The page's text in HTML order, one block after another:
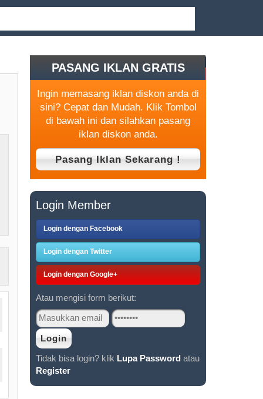
PASANG IKLAN GRATIS
Ingin memasang iklan diskon anda di
sini? Cepat dan Mudah. Klik Tombol
di bawah ini dan silahkan pasang
iklan diskon anda.
Login Member
Login dengan Facebook
Login dengan Twitter
Login dengan Google+
Atau mengisi form berikut:
Tidak bisa login? klik Lupa Password atau
Register